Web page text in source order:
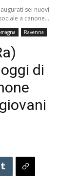
sei nuovi
a canone...
Ravenna
di